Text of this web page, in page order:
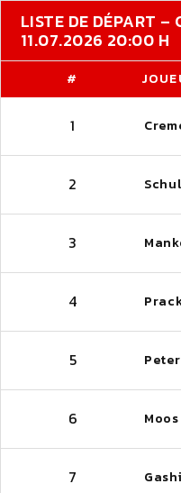
LISTE DE DÉPART –
11.07.2026 20:00 H
#
1
2
3
4
5
6
7